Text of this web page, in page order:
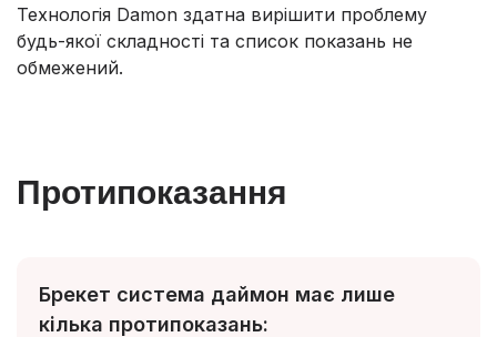
Технологія Damon здатна вирішити проблему
будь-якої складності та список показань не
обмежений.
Протипоказання
Брекет система даймон має лише
кілька протипоказань: